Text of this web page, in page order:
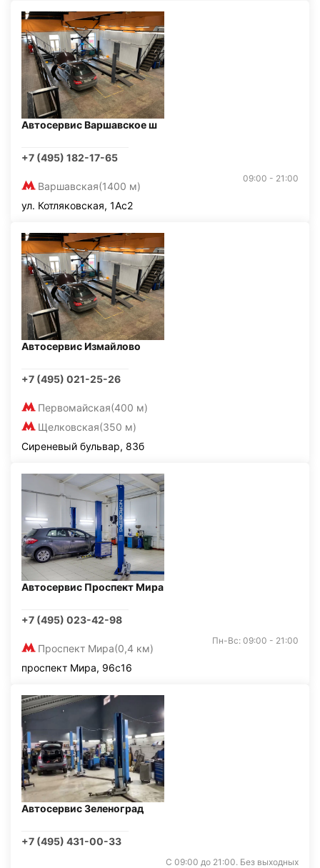
Автосервис Варшавское ш
+7 (495) 182-17-65
Варшавская(1400 м)
09:00 - 21:00
ул. Котляковская, 1Ас2
Автосервис Измайлово
+7 (495) 021-25-26
Первомайская(400 м)
Щелковская(350 м)
Сиреневый бульвар, 83б
Автосервис Проспект Мира
+7 (495) 023-42-98
Проспект Мира(0,4 км)
Пн-Вс: 09:00 - 21:00
проспект Мира, 96с16
Автосервис Зеленоград
+7 (495) 431-00-33
С 09:00 до 21:00. Без выходных